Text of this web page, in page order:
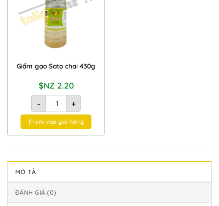
Giấm gạo Sato chai 430g
$NZ 2.20
-
Giấm gạo Sato chai 430g số lượng
+
Thêm vào giỏ hàng
MÔ TẢ
ĐÁNH GIÁ (0)